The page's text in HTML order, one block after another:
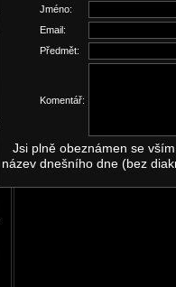
Jméno:
Email:
Předmět:
Komentář:
Jsi plně obeznámen se
název dnešního dne (bez